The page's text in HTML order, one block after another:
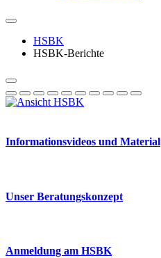
HSBK
HSBK-Berichte
Informationsvideos und Material
Unser Beratungskonzept
Anmeldung am HSBK